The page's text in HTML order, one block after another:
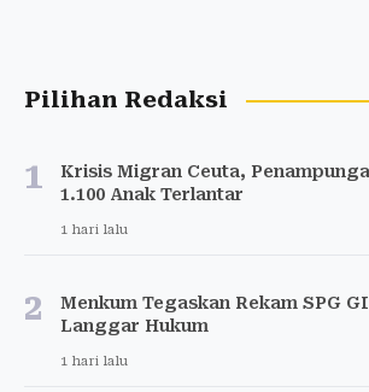
Pilihan Redaksi
1
Krisis Migran Ceuta,
1.100 Anak Terlantar
1 hari lalu
2
Menkum Tegaskan Rekam SPG
Langgar Hukum
1 hari lalu